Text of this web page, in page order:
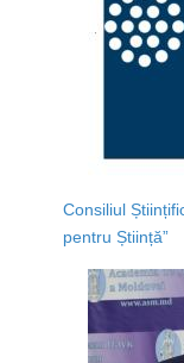
Consiliul
pentru Știință”